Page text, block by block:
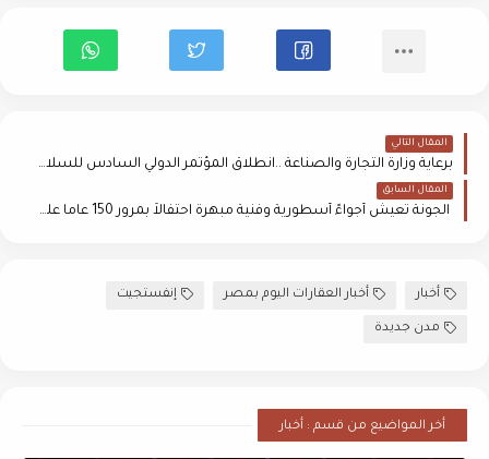
المقال التالي
برعاية وزارة التجارة والصناعة ..انطلاق المؤتمر الدولي السادس للسلامة والصحة المهنية .. 26 أكتوبر الجاري
المقال السابق
الجونة تعيش أجواءً أسطورية وفنية مبهرة احتفالاً بمرور 150 عاما على العرض العالمي لـ "أوبرا عايدة"
أخبار أخبار العقارات اليوم بمصر إنفستجيت
مدن جديدة
أخر المواضيع من قسم : أخبار